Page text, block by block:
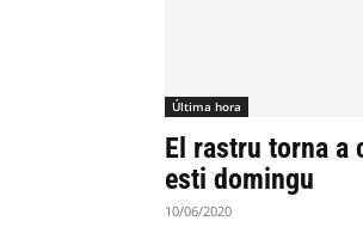
Última hora
El rastru torna a
esti domingu
10/06/2020